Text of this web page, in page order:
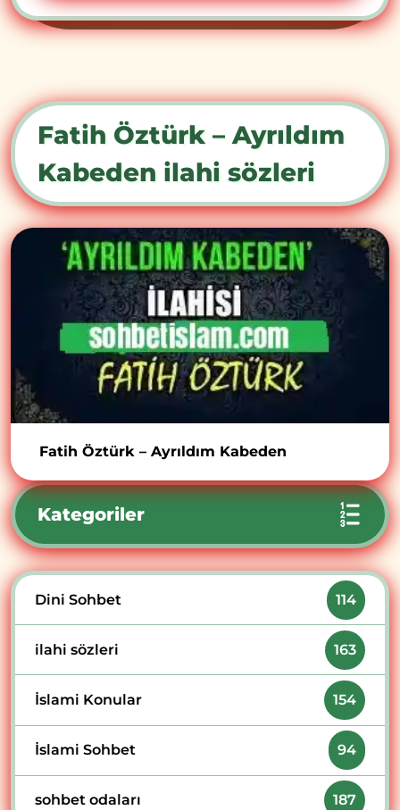
Fatih Öztürk – Ayrıldım
Kabeden ilahi sözleri
Fatih Öztürk – Ayrıldım Kabeden
Kategoriler
Dini Sohbet 114
ilahi sözleri 163
İslami Konular 154
İslami Sohbet 94
sohbet odaları 187